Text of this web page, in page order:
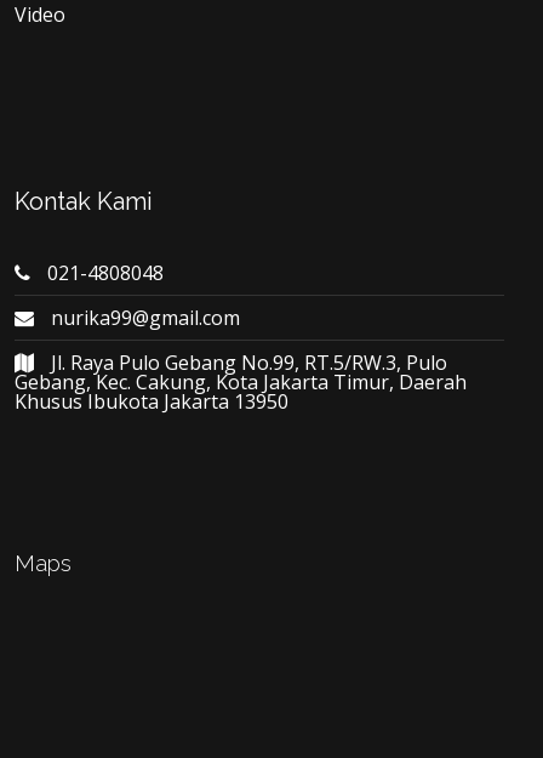
Video
Kontak Kami
021-4808048
nurika99@gmail.com
Jl. Raya Pulo Gebang No.99, RT.5/RW.3, Pulo
Gebang, Kec. Cakung, Kota Jakarta Timur, Daerah
Khusus Ibukota Jakarta 13950
Maps